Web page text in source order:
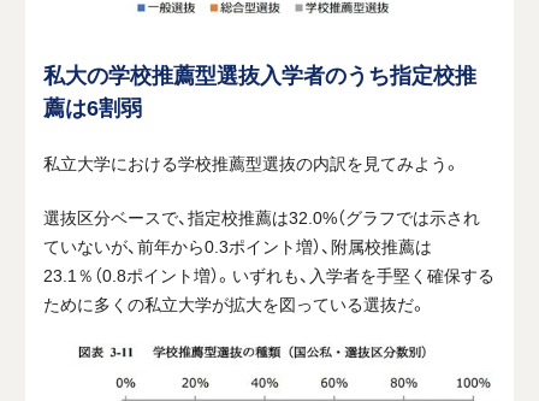
私大の学校推薦型選抜入学者のうち指定校推
薦は6割弱
私立大学における学校推薦型選抜の内訳を見てみよう。
選抜区分ベースで、指定校推薦は32.0%（グラフでは示され
ていないが、前年から0.3ポイント増）、附属校推薦は
23.1 ％（0.8ポイント増）。いずれも、入学者を手堅く確保する
ために多くの私立大学が拡大を図っている選抜だ。